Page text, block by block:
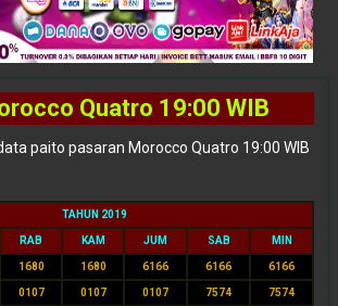
Quatro 19:00 WIB
paito pasaran Morocco Quatro 19:00 WIB
TAHUN 2019
RAB KAM JUM SAB MIN
1680 1680 6166 6166 6166
0107 0107 0107 7574 7574